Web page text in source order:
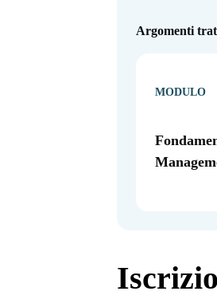
Argomenti
MODULO